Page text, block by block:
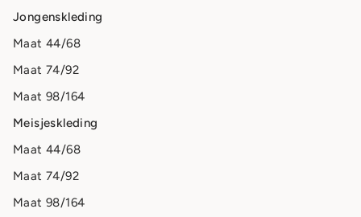
Jongenskleding
Maat 44/68
Maat 74/92
Maat 98/164
Meisjeskleding
Maat 44/68
Maat 74/92
Maat 98/164